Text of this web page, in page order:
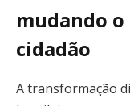
mudando
cidadão
A transformação